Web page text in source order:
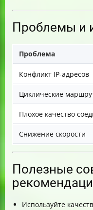
Проблемы и
Проблема
Конфликт IP-адресов
Циклические
Плохое качество
Снижение скорости
Полезные
Используйте